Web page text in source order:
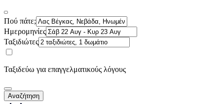
Πού πάτε;
Ημερομηνίες
Ταξιδιώτες
Ταξιδεύω για επαγγελματικούς λόγους
Αναζήτηση